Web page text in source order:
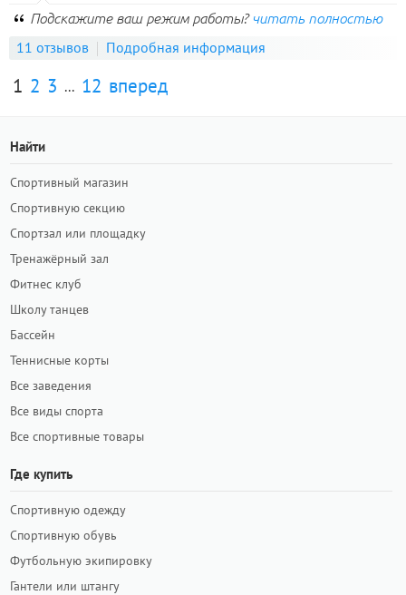
Подскажите ваш режим работы? читать полностью
11 отзывов Подробная информация
1 2 3 ... 12 вперед
Найти
Спортивный магазин
Спортивную секцию
Спортзал или площадку
Тренажёрный зал
Фитнес клуб
Школу танцев
Бассейн
Теннисные корты
Все заведения
Все виды спорта
Все спортивные товары
Где купить
Спортивную одежду
Спортивную обувь
Футбольную экипировку
Гантели или штангу